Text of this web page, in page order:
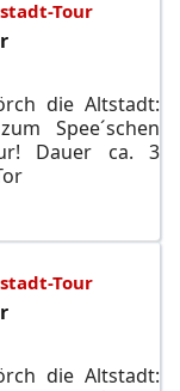
Tour
die Altstadt:
Spee´schen
Dauer ca. 3
Tour
die Altstadt: